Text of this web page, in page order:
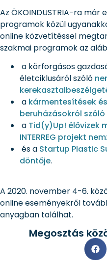
Az ÖKOINDUSTRIA-ra
programok közül
online közvetítéssel
szakmai programok az
a körforgásos
életciklusáról szóló
a kármentesítések
beruházásokról
a Tid(y)Up! élővizek
INTERREG projekt
és a Startup Plastic
döntője.
A 2020. november 4-6.
online eseményekről
anyagban találhat.
Megosztás